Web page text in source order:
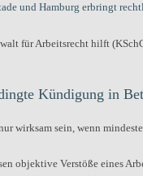
und Hamburg erbringt
Kündigung in
wirksam sein, wenn
objektive Verstöße eines